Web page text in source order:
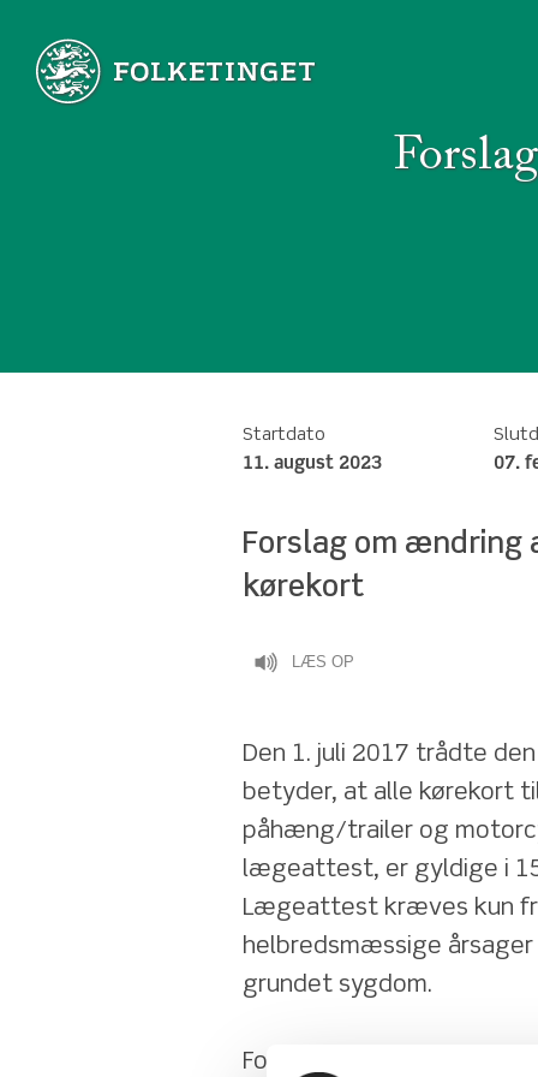
Startdato
11. august 2023
07.
Forslag om ændring
kørekort
LÆS OP
Den 1. juli 2017 trådte
betyder, at alle kørekort
påhæng/trailer og
lægeattest, er gyldige i
Lægeattest kræves kun
helbredsmæssige
grundet sygdom.
Forslag om fremtidigt